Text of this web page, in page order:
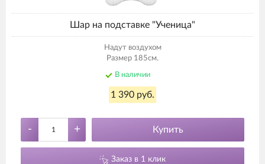
Шар на подставке "Ученица"
Надут воздухом
Размер 185см.
В наличии
1 390 руб.
- + Купить
Заказ в 1 клик